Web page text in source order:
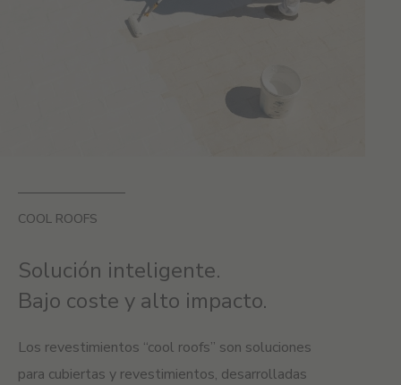
COOL ROOFS
Solución inteligente.
Bajo coste y alto impacto.
Los revestimientos “cool roofs” son soluciones
para cubiertas y revestimientos, desarrolladas